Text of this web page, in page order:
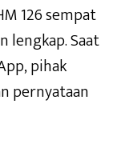
126 sempat
lengkap. Saat
pihak
pernyataan